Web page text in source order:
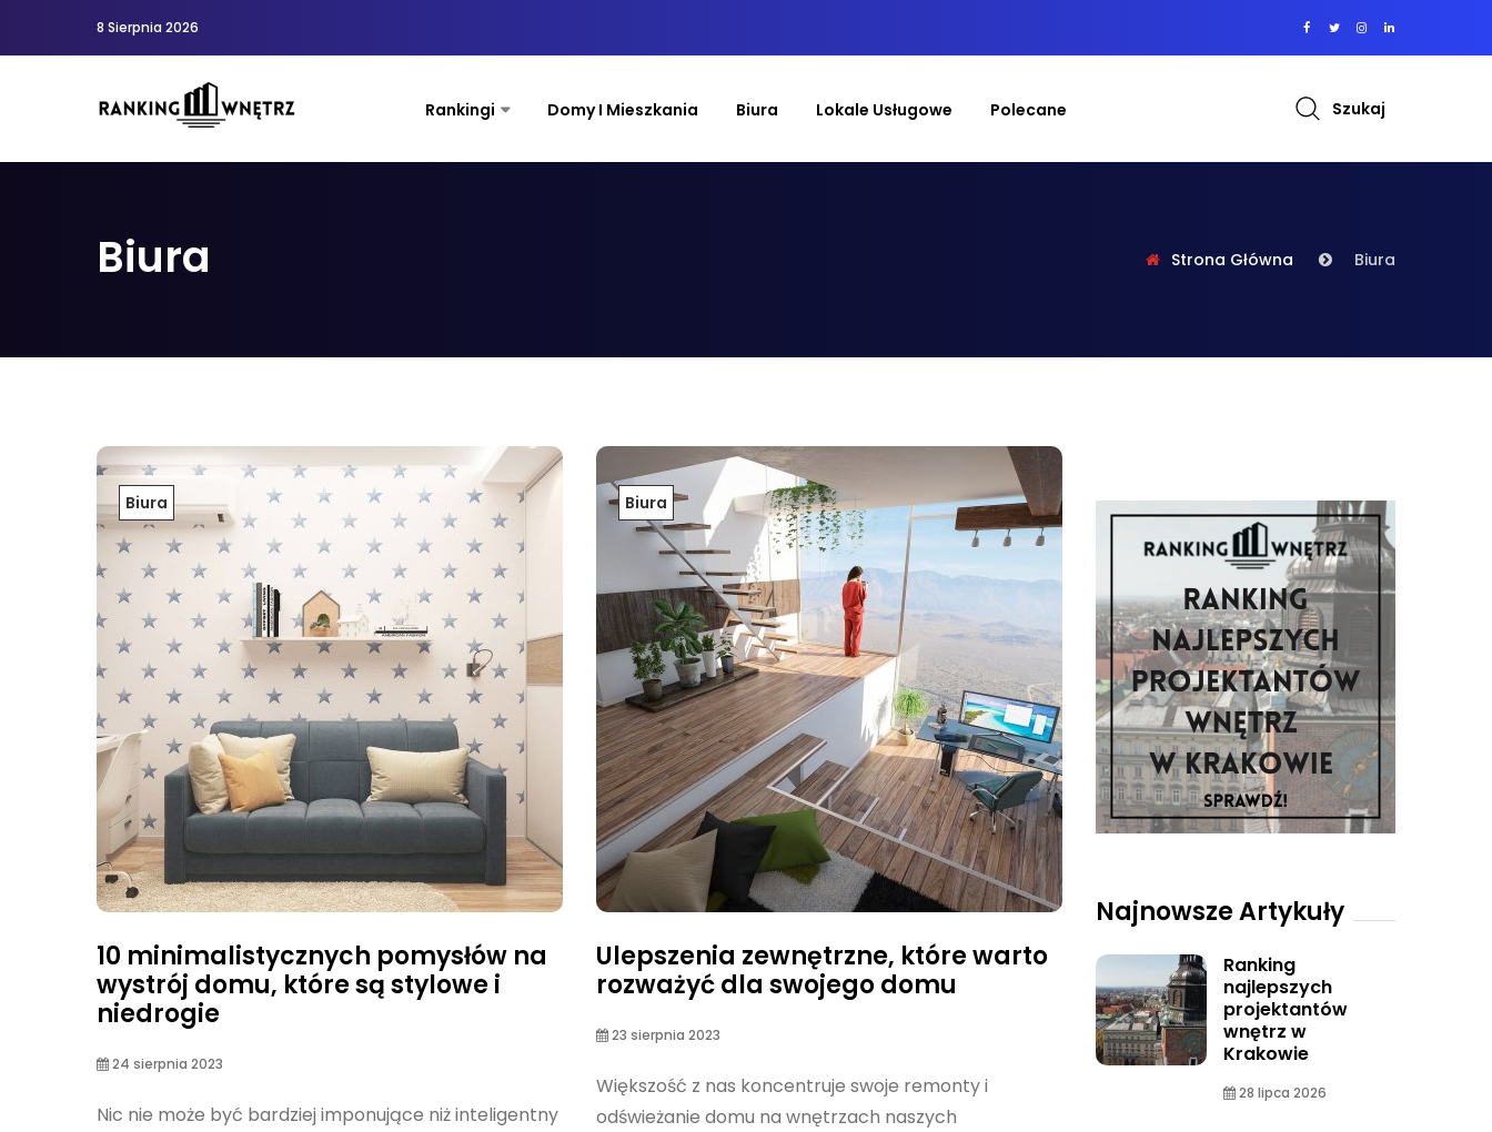
8 Sierpnia 2026
Rankingi Domy I Mieszkania Biura Lokale Usługowe Polecane Szukaj
Biura Strona Główna Biura
Biura
10 minimalistycznych pomysłów na
wystrój domu, które są stylowe i
niedrogie
24 sierpnia 2023
Nic nie może być bardziej imponujące niż inteligentny
Biura
Ulepszenia zewnętrzne, które warto
rozważyć dla swojego domu
23 sierpnia 2023
Większość z nas koncentruje swoje remonty i
odświeżanie domu na wnętrzach naszych
Najnowsze Artykuły
Ranking
najlepszych
projektantów
wnętrz w
Krakowie
28 lipca 2026